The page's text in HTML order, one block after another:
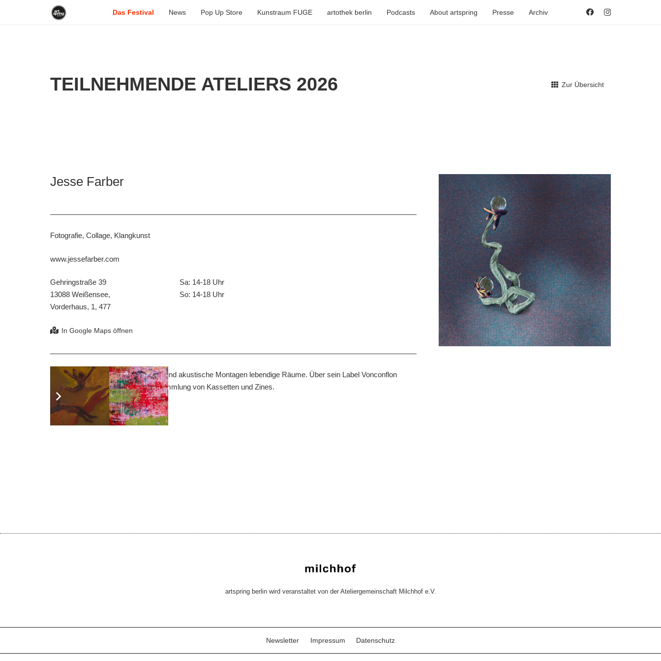
Das Festival News Pop Up Store Kunstraum FUGE artothek berlin Podcasts About artspring Presse Archiv
TEILNEHMENDE ATELIERS 2026 Zur Übersicht
Jesse Farber
Fotografie, Collage, Klangkunst
www.jessefarber.com
Gehringstraße 39
13088 Weißensee,
Vorderhaus, 1, 477
Sa: 14-18 Uhr
So: 14-18 Uhr
Jesse Farber schafft durch visuelle und akustische Montagen lebendige Räume. Über sein Label Vonconflon
veröffentlicht er eine fortlaufende Sammlung von Kassetten und Zines.
artspring berlin wird veranstaltet von der Ateliergemeinschaft Milchhof e.V.
Newsletter Impressum Datenschutz